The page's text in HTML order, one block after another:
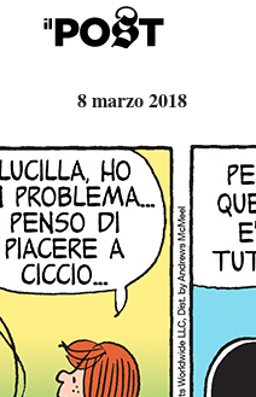
Moda
Libri
Consumismi
Storie/Idee
Ok Boomer!
Media
8 marzo 2018